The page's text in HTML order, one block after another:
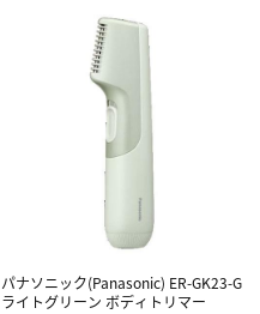
パナソニック(Panasonic) ER-GK23-G
ライトグリーン ボディトリマー